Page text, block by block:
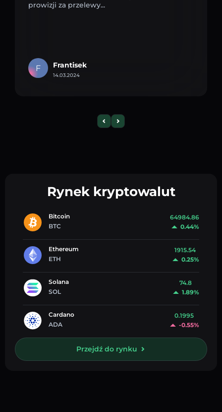
prowizji za przelewy...
F Frantisek
14.03.2024
Rynek kryptowalut
Bitcoin
BTC
64984.86
0.44%
Ethereum
ETH
1915.54
0.25%
Solana
SOL
74.8
1.89%
Cardano
ADA
0.1995
-0.55%
Przejdź do rynku